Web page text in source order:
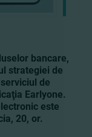
bancare,
strategiei de
de
Earlyone.
este
20, or.